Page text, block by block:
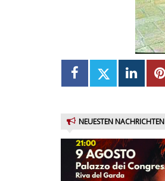
NEUESTEN NACHRICHTEN